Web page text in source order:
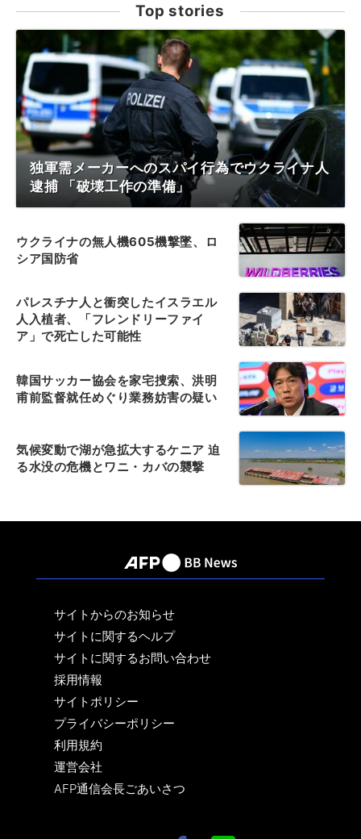
Top stories
独軍需メーカーへのスパイ行為でウクライナ人
逮捕 「破壊工作の準備」
ウクライナの無人機605機撃墜、ロ
シア国防省
パレスチナ人と衝突したイスラエル
人入植者、「フレンドリーファイ
ア」で死亡した可能性
韓国サッカー協会を家宅捜索、洪明
甫前監督就任めぐり業務妨害の疑い
気候変動で湖が急拡大するケニア 迫
る水没の危機とワニ・カバの襲撃
サイトからのお知らせ
サイトに関するヘルプ
サイトに関するお問い合わせ
採用情報
サイトポリシー
プライバシーポリシー
利用規約
運営会社
AFP通信会長ごあいさつ